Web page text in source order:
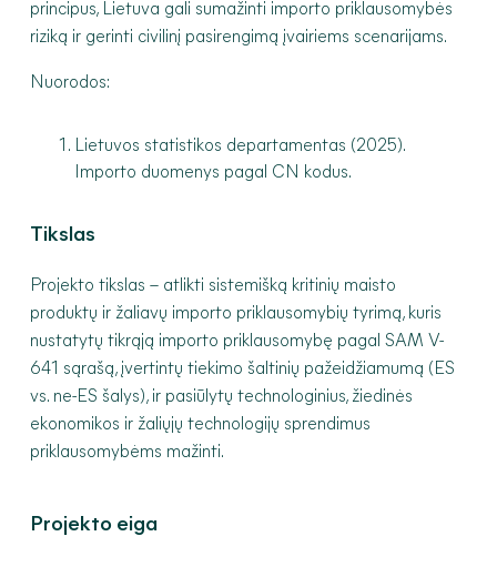
principus, Lietuva gali sumažinti importo priklausomybės
riziką ir gerinti civilinį pasirengimą įvairiems scenarijams.
Nuorodos:
Lietuvos statistikos departamentas (2025).
Importo duomenys pagal CN kodus.
Tikslas
Projekto tikslas – atlikti sistemišką kritinių maisto
produktų ir žaliavų importo priklausomybių tyrimą, kuris
nustatytų tikrąją importo priklausomybę pagal SAM V-
641 sąrašą, įvertintų tiekimo šaltinių pažeidžiamumą (ES
vs. ne-ES šalys), ir pasiūlytų technologinius, žiedinės
ekonomikos ir žaliųjų technologijų sprendimus
priklausomybėms mažinti.
Projekto eiga